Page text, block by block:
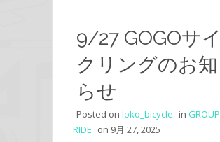
9/27 GOGOサイ
クリングのお知
らせ
Posted on loko_bicycle in GROUP
RIDE on 9月 27, 2025